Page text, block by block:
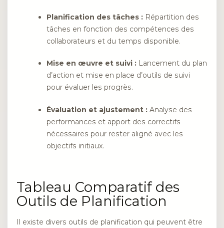
Planification des tâches : Répartition des
tâches en fonction des compétences des
collaborateurs et du temps disponible.
Mise en œuvre et suivi : Lancement du plan
d’action et mise en place d’outils de suivi
pour évaluer les progrès.
Évaluation et ajustement : Analyse des
performances et apport des correctifs
nécessaires pour rester aligné avec les
objectifs initiaux.
Tableau Comparatif des
Outils de Planification
Il existe divers outils de planification qui peuvent être